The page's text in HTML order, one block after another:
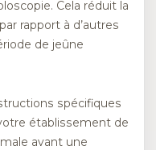
Cela réduit la
rapport à d’autres
de jeûne
spécifiques
établissement de
avant une